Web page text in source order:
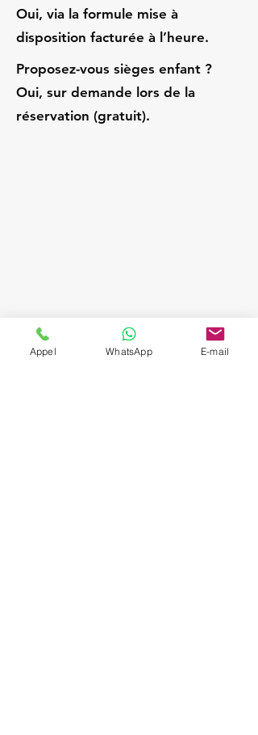
Oui, via la formule mise à
disposition facturée à l’heure.
Proposez-vous sièges enfant ?
Oui, sur demande lors de la
réservation (gratuit).
Appel WhatsApp E-mail